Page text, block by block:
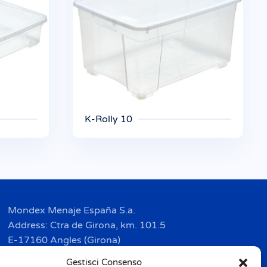
Gestisci Consenso
K-Rolly 10
Mondex Menaje España S.a.
Address: Ctra de Girona, km. 101.5
E-17160 Angles (Girona)